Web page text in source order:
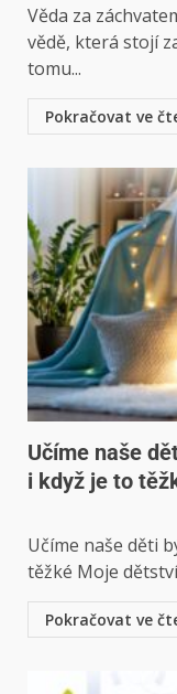
Věda za
vědě, která stojí
tomu...
Pokračovat ve
Učíme naše
i když je to
Učíme naše děti
těžké Moje
Pokračovat ve